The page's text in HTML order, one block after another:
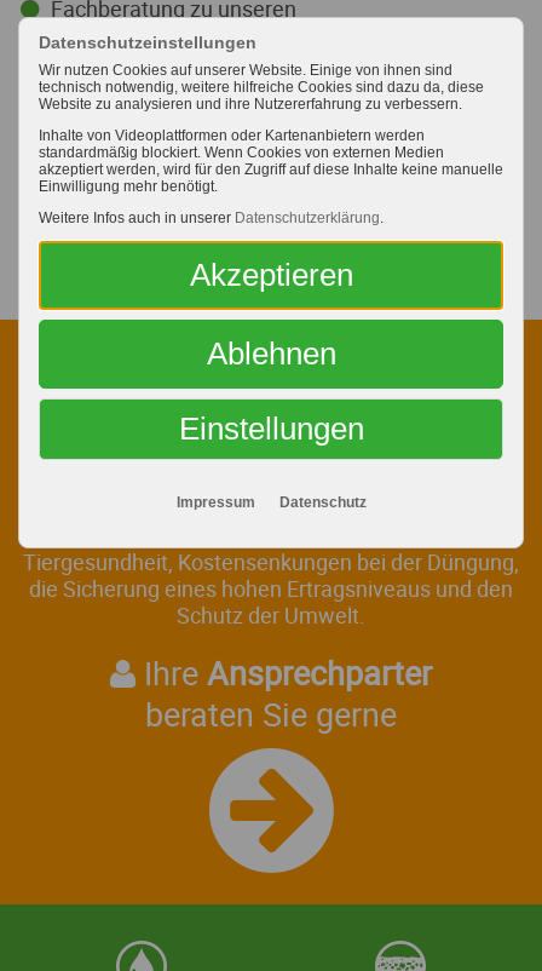
Fachberatung zu unseren
Untersuchungsaufträgen, die mehr als 15
Minuten in Anspruch nimmt.
Änderung von Düngungsplänen
Begutachtung von Bildmaterial
Lieferung von Analysedaten im Excel-Format
Fachberatung
Unser Labor liefert seit 30 Jahren für
über 30.000 zufriedene Kunden
zuverlässige Meßergebnisse und vor
allem eine praxisorientierte
Fachberatung!
Tiergesundheit, Kostensenkungen bei der Düngung,
die Sicherung eines hohen Ertragsniveaus und den
Schutz der Umwelt.
IhreAnsprechparter
beraten Sie gerne
Datenschutzeinstellungen
Wir nutzen Cookies auf unserer Website. Einige von ihnen sind
technisch notwendig, weitere hilfreiche Cookies sind dazu da, diese
Website zu analysieren und ihre Nutzererfahrung zu verbessern.
Inhalte von Videoplattformen oder Kartenanbietern werden
standardmäßig blockiert. Wenn Cookies von externen Medien
akzeptiert werden, wird für den Zugriff auf diese Inhalte keine manuelle
Einwilligung mehr benötigt.
Weitere Infos auch in unserer Datenschutzerklärung.
Akzeptieren
Ablehnen
Einstellungen
Impressum Datenschutz